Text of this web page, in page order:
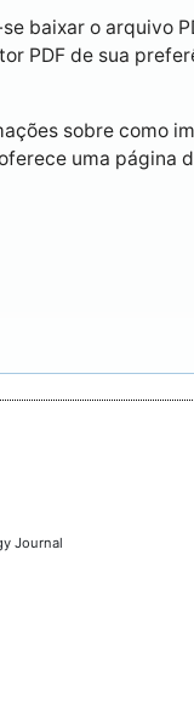
baixar o arquivo
PDF de sua
sobre como
uma página
Journal